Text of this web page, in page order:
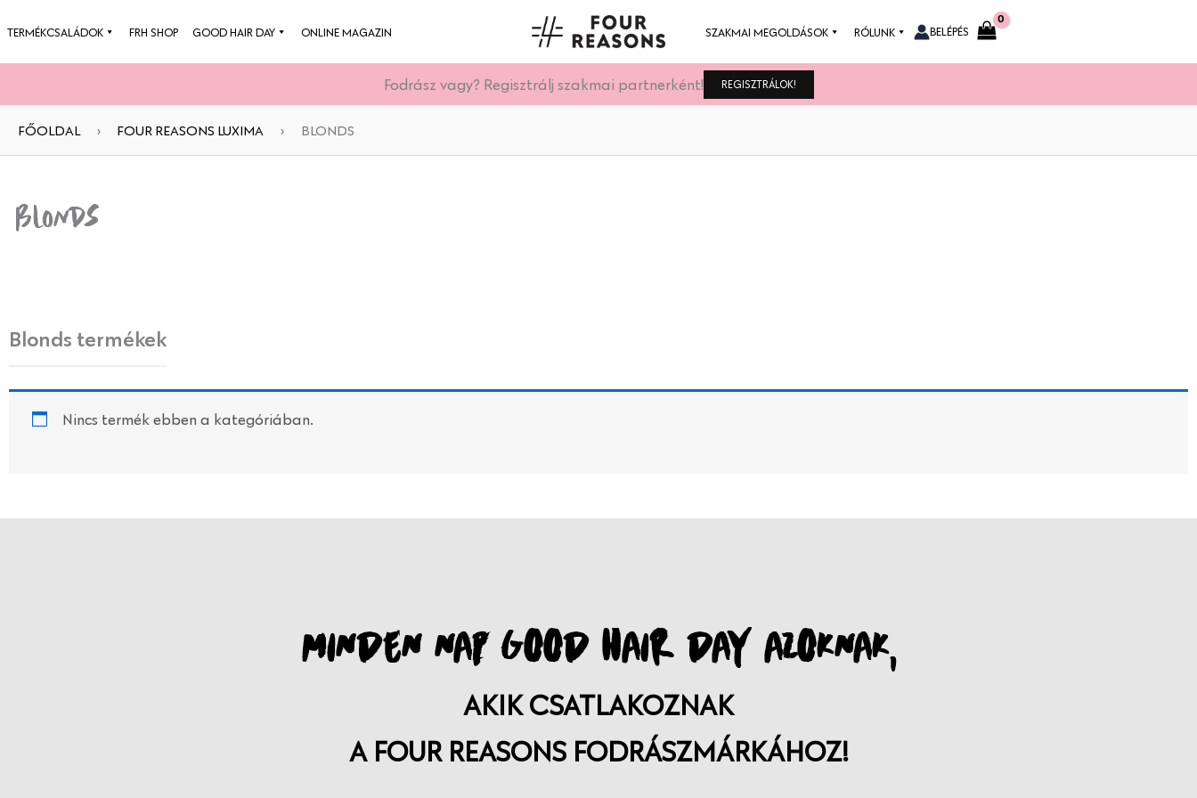
to
content
TERMÉKCSALÁDOK FRH SHOP GOOD HAIR DAY ONLINE MAGAZIN SZAKMAI MEGOLDÁSOK RÓLUNK BELÉPÉS
Fodrász vagy? Regisztrálj szakmai partnerként! REGISZTRÁLOK!
FŐOLDAL › FOUR REASONS LUXIMA › BLONDS
Blonds
Blonds termékek
Nincs termék ebben a kategóriában.
MINDEN NAP GOOD HAIR DAY AZOKNAK,
AKIK CSATLAKOZNAK
A FOUR REASONS FODRÁSZMÁRKÁHOZ!